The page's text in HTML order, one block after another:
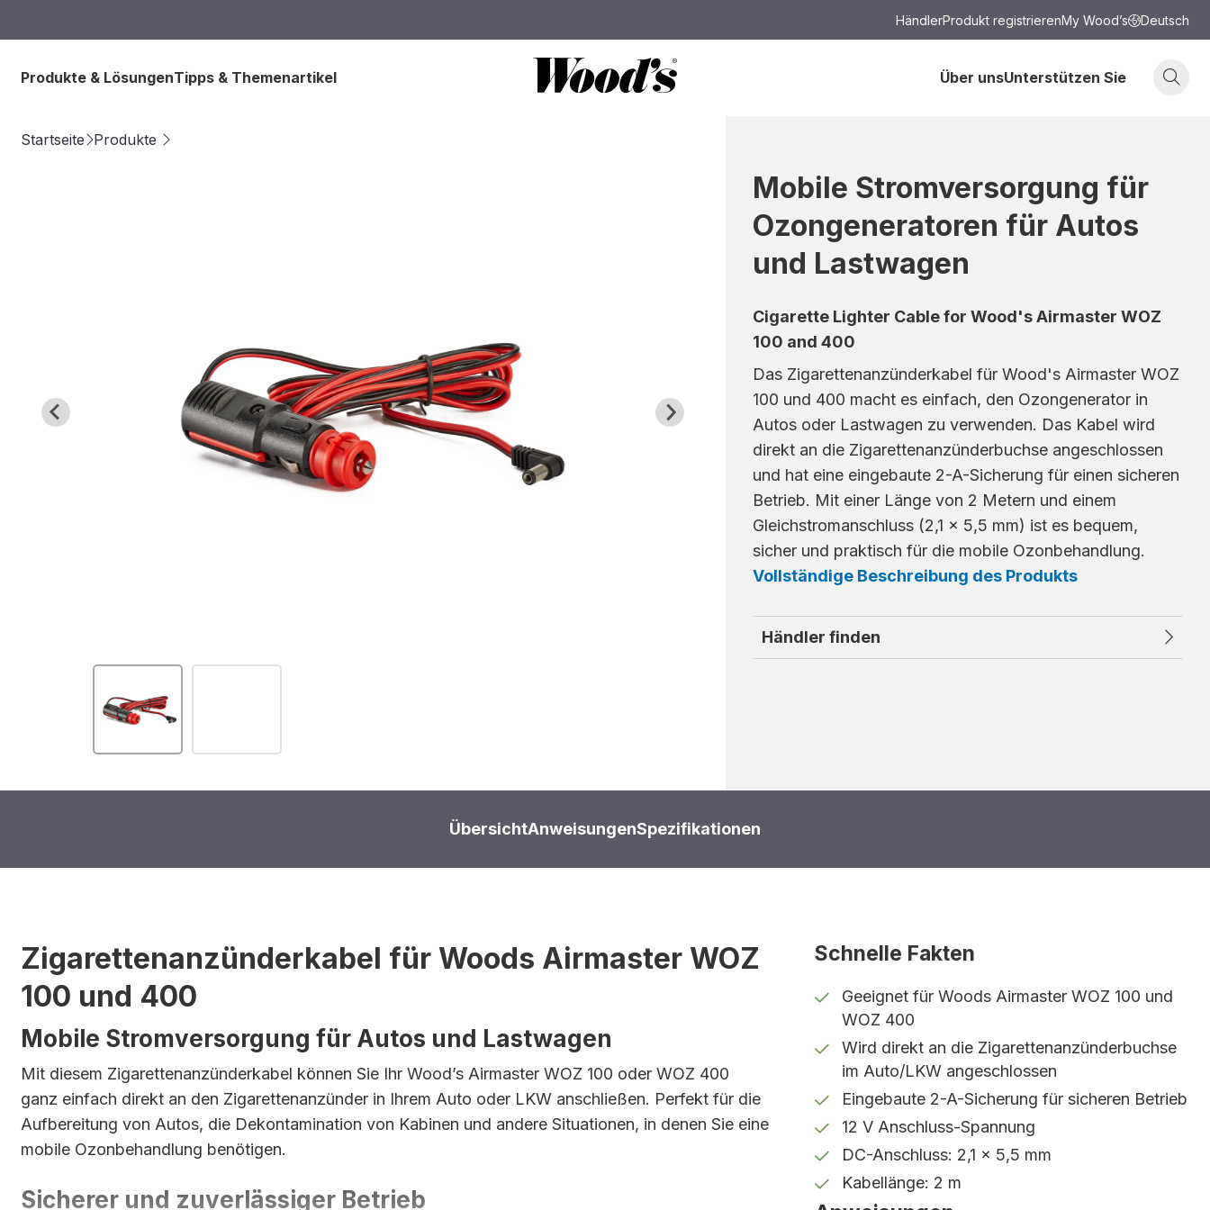
HändlerProdukt registrierenMy Wood’s Deutsch
Produkte & LösungenTipps & Themenartikel Über unsUnterstützen Sie
Startseite Produkte
Mobile Stromversorgung für
Ozongeneratoren für Autos
und Lastwagen
Cigarette Lighter Cable for Wood's Airmaster WOZ
100 and 400
Das Zigarettenanzünderkabel für Wood's Airmaster WOZ
100 und 400 macht es einfach, den Ozongenerator in
Autos oder Lastwagen zu verwenden. Das Kabel wird
direkt an die Zigarettenanzünderbuchse angeschlossen
und hat eine eingebaute 2-A-Sicherung für einen sicheren
Betrieb. Mit einer Länge von 2 Metern und einem
Gleichstromanschluss (2,1 x 5,5 mm) ist es bequem,
sicher und praktisch für die mobile Ozonbehandlung.
Vollständige Beschreibung des Produkts
Händler finden
ÜbersichtAnweisungenSpezifikationen
Zigarettenanzünderkabel für Woods Airmaster WOZ
100 und 400
Mobile Stromversorgung für Autos und Lastwagen
Mit diesem Zigarettenanzünderkabel können Sie Ihr Wood’s Airmaster WOZ 100 oder WOZ 400
ganz einfach direkt an den Zigarettenanzünder in Ihrem Auto oder LKW anschließen. Perfekt für die
Aufbereitung von Autos, die Dekontamination von Kabinen und andere Situationen, in denen Sie eine
mobile Ozonbehandlung benötigen.
Sicherer und zuverlässiger Betrieb
Schnelle Fakten
Geeignet für Woods Airmaster WOZ 100 und
WOZ 400
Wird direkt an die Zigarettenanzünderbuchse
im Auto/LKW angeschlossen
Eingebaute 2-A-Sicherung für sicheren Betrieb
12 V Anschluss-Spannung
DC-Anschluss: 2,1 x 5,5 mm
Kabellänge: 2 m